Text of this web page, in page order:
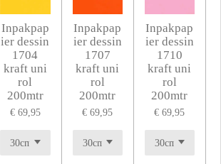
Inpakpap
ier dessin
1704
kraft uni
rol
200mtr
€ 69,95
Inpakpap
ier dessin
1707
kraft uni
rol
200mtr
€ 69,95
Inpakpap
ier dessin
1710
kraft uni
rol
200mtr
€ 69,95